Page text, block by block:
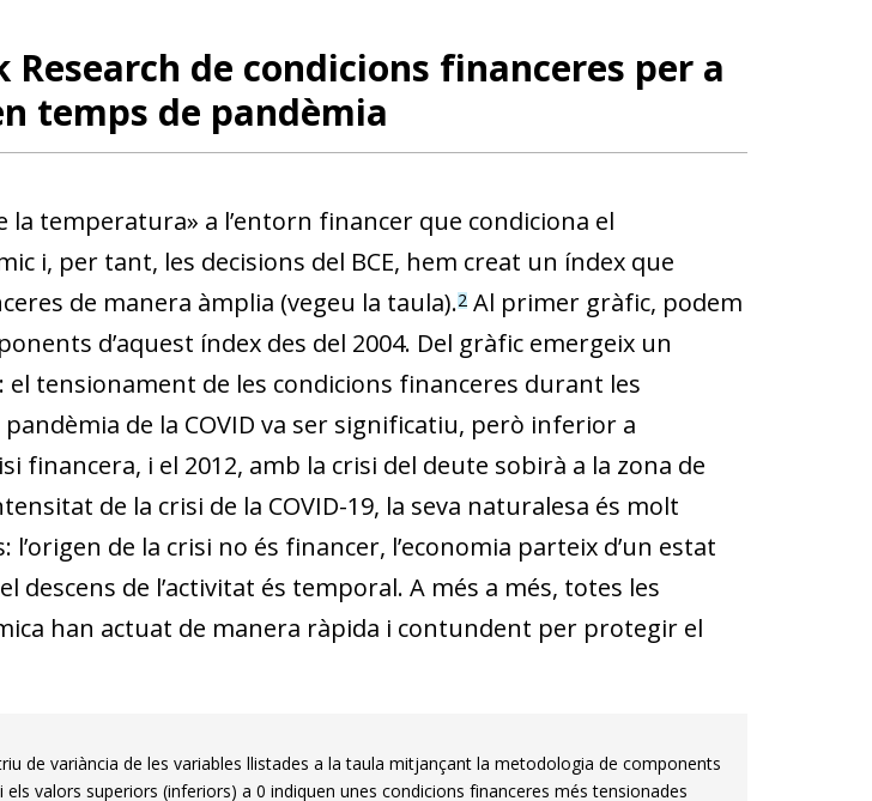
Research de condicions financeres per a
temps de pandèmia
temperatura» a l’entorn financer que condiciona el
i, per tant, les decisions del BCE, hem creat un índex que
de manera àmplia (vegeu la taula).2Al primer gràfic, podem
d’aquest índex des del 2004. Del gràfic emergeix un
tensionament de les condicions financeres durant les
de la COVID va ser significatiu, però inferior a
financera, i el 2012, amb la crisi del deute sobirà a la zona de
de la crisi de la COVID-19, la seva naturalesa és molt
de la crisi no és financer, l’economia parteix d’un estat
descens de l’activitat és temporal. A més a més, totes les
han actuat de manera ràpida i contundent per protegir el
de variància de les variables llistades a la taula mitjançant la metodologia de components
els valors superiors (inferiors) a 0 indiquen unes condicions financeres més tensionades